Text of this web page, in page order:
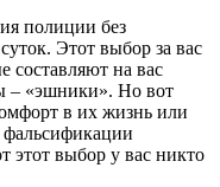
полиции без
Этот выбор за вас
составляют на вас
– «эшники». Но вот
в их жизнь или
фальсификации
этот выбор у вас никто